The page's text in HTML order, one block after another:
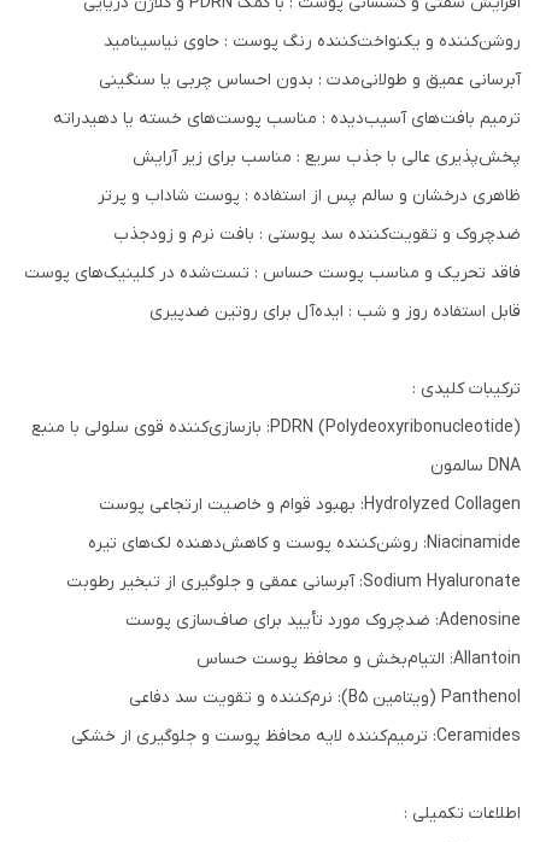
روشن‌کننده و یکنواخت‌کننده رنگ پوست : حاوی نیاسینامید
آبرسانی عمیق و طولانی‌مدت : بدون احساس چربی یا سنگینی
ترمیم بافت‌های آسیب‌دیده : مناسب پوست‌های خسته یا دهیدراته
پخش‌پذیری عالی با جذب سریع : مناسب برای زیر آرایش
ظاهری درخشان و سالم پس از استفاده : پوست شاداب و پرتر
ضدچروک و تقویت‌کننده سد پوستی : بافت نرم و زودجذب
فاقد تحریک و مناسب پوست حساس : تست‌شده در کلینیک‌های پوست
قابل استفاده روز و شب : ایده‌آل برای روتین ضدپیری
ترکیبات کلیدی :
PDRN (Polydeoxyribonucleotide): بازسازی‌کننده قوی سلولی با منبع
DNA سالمون
Hydrolyzed Collagen: بهبود قوام و خاصیت ارتجاعی پوست
Niacinamide: روشن‌کننده پوست و کاهش‌دهنده لک‌های تیره
Sodium Hyaluronate: آبرسانی عمقی و جلوگیری از تبخیر رطوبت
Adenosine: ضدچروک مورد تأیید برای صاف‌سازی پوست
Allantoin: التیام‌بخش و محافظ پوست حساس
Panthenol (ویتامین B5): نرم‌کننده و تقویت سد دفاعی
Ceramides: ترمیم‌کننده لایه محافظ پوست و جلوگیری از خشکی
اطلاعات تکمیلی :